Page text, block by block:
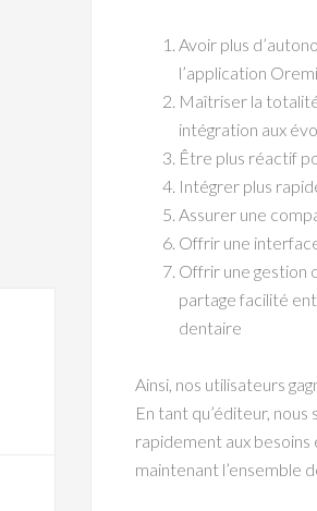
Avoir plus
l’application
Maîtriser la
intégration aux
Être plus réactif
Intégrer plus
Assurer une
Offrir une
Offrir une gestion
partage facilité
dentaire
Ainsi, nos utilisateurs
En tant qu’éditeur,
rapidement aux besoins
maintenant l’ensemble